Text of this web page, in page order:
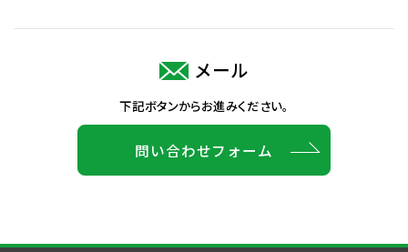
メール
下記ボタンからお進みください。
問い合わせフォーム